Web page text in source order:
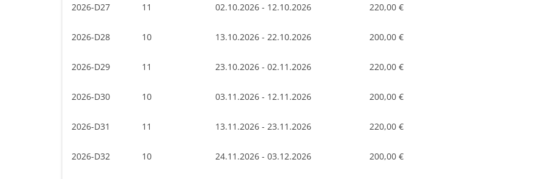
2026-D27 11 02.10.2026 - 12.10.2026 220,00 €
2026-D28 10 13.10.2026 - 22.10.2026 200,00 €
2026-D29 11 23.10.2026 - 02.11.2026 220,00 €
2026-D30 10 03.11.2026 - 12.11.2026 200,00 €
2026-D31 11 13.11.2026 - 23.11.2026 220,00 €
2026-D32 10 24.11.2026 - 03.12.2026 200,00 €